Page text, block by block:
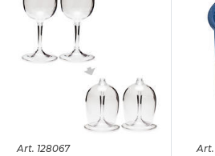
Art. 128067 Art.